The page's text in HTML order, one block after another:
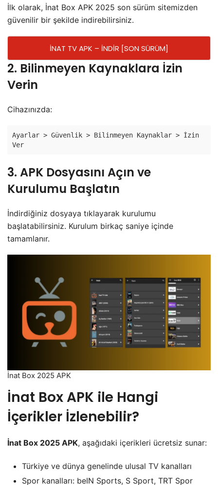
İlk olarak, İnat Box APK 2025 son sürüm sitemizden
güvenilir bir şekilde indirebilirsiniz.
İNAT TV APK – İNDİR [SON SÜRÜM]
2. Bilinmeyen Kaynaklara İzin
Verin
Cihazınızda:
Ayarlar > Güvenlik > Bilinmeyen Kaynaklar > İzin
Ver
3. APK Dosyasını Açın ve
Kurulumu Başlatın
İndirdiğiniz dosyaya tıklayarak kurulumu
başlatabilirsiniz. Kurulum birkaç saniye içinde
tamamlanır.
İnat Box 2025 APK
İnat Box APK ile Hangi
İçerikler İzlenebilir?
İnat Box 2025 APK, aşağıdaki içerikleri ücretsiz sunar:
Türkiye ve dünya genelinde ulusal TV kanalları
Spor kanalları: beIN Sports, S Sport, TRT Spor